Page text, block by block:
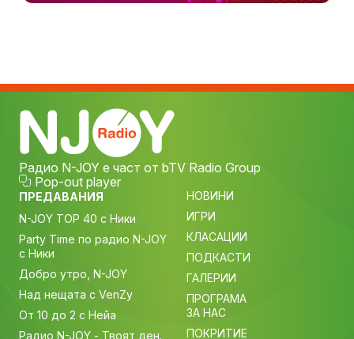
Радио N-JOY е част от bTV Radio Group
Pop-out player
ПРЕДАВАНИЯ
N-JOY TOP 40 с Ники
Party Time по радио N-JOY
с Ники
Добро утро, N-JOY
Над нещата с VenZy
От 10 до 2 с Нейа
Радио N-JOY - Твоят ден.
НОВИНИ
ИГРИ
КЛАСАЦИИ
ПОДКАСТИ
ГАЛЕРИИ
ПРОГРАМА
ЗА НАС
ПОКРИТИЕ